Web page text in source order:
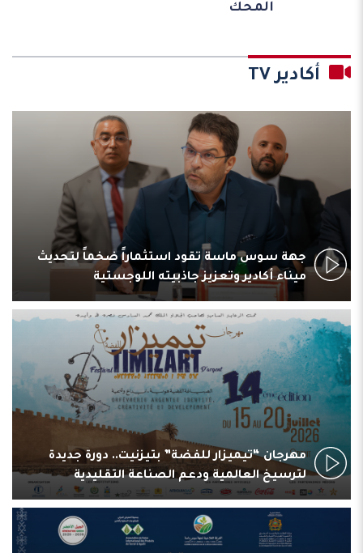
المحك
أكادير TV
جهة سوس ماسة تقود استثماراً ضخماً لتحديث
ميناء أكادير وتعزيز جاذبيته اللوجستية
مهرجان “تيميزار للفضة” بتيزنيت.. دورة جديدة
لترسيخ العالمية ودعم الصناعة التقليدية